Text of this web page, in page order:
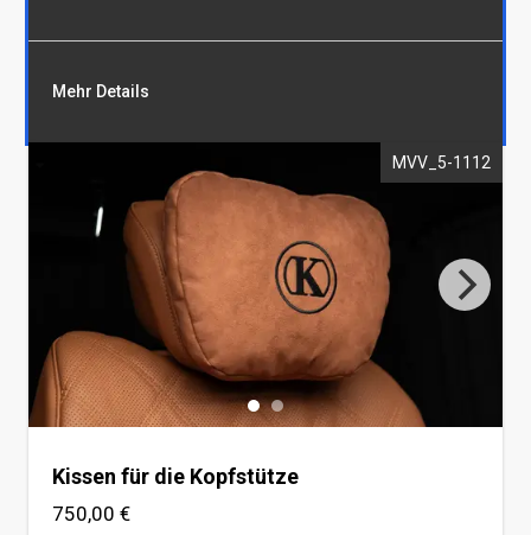
Konstruktion zur Versetzung der
MAYBACH Sitze
Individuelle Positionierung der hinteren
Sitzkonstruktion (manuell)
Mehr Details
MVV_5-1112
Kissen für die Kopfstütze
750,00 €